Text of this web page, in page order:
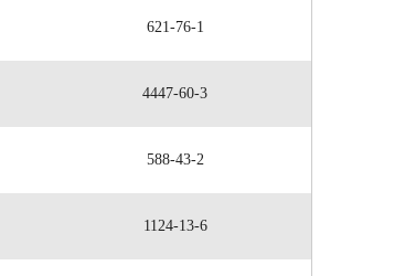
621-76-1
4447-60-3
588-43-2
1124-13-6